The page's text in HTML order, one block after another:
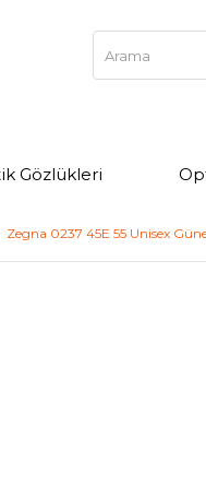
Gözlükleri
Zegna 0237 45E 55 Unisex